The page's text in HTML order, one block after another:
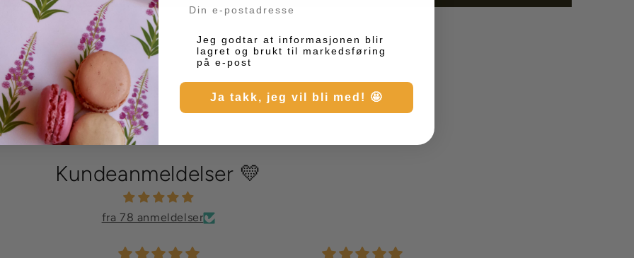
Kundeanmeldelser 💛
fra 78 anmeldelser
Markedsføring
Jeg godtar at informasjonen blir
lagret og brukt til markedsføring
på e-post
Ja takk, jeg vil bli med! 🤩